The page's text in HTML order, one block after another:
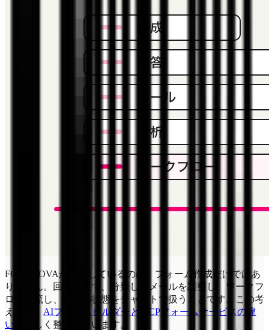
FORMLOVAが重視しているのは、フォーム作成だけではあ
りません。回答を見て、分類し、メールを調整し、ワークフ
ローに流し、運用の状態をチャットで扱うことです。この考
え方は、 AIフォームビルダーとMCPフォームサービスの違
い
で詳しく整理しています。